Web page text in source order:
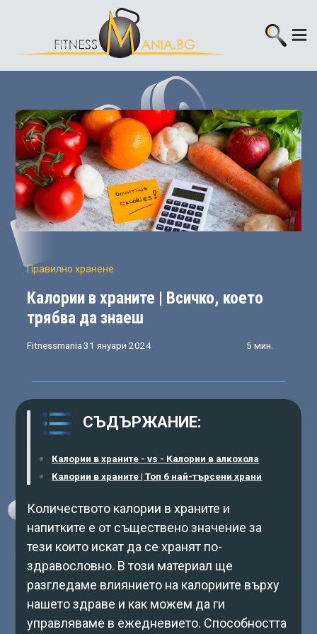
Правилно хранене
Калории в храните | Всичко, което
трябва да знаеш
Fitnessmania 31 януари 2024 5 мин.
СЪДЪРЖАНИЕ:
Калории в храните - vs - Калории в алкохола
Калории в храните | Топ 6 най-търсени храни
Количеството калории в храните и
напитките е от съществено значение за
тези които искат да се хранят по-
здравословно. В този материал ще
разгледаме влиянието на калориите върху
нашето здраве и как можем да ги
управляваме в ежедневието. Способността